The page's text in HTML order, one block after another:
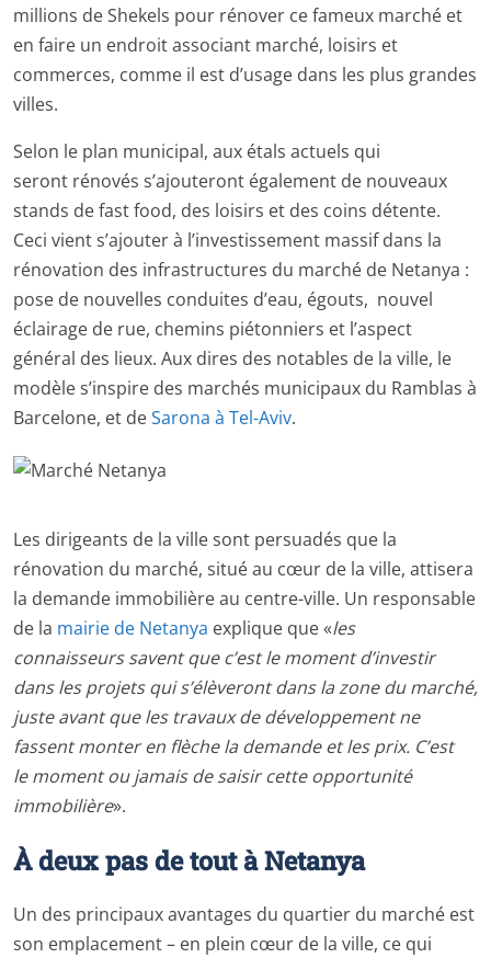
millions de Shekels pour rénover ce fameux marché et
en faire un endroit associant marché, loisirs et
commerces, comme il est d’usage dans les plus grandes
villes.
Selon le plan municipal, aux étals actuels qui
seront rénovés s’ajouteront également de nouveaux
stands de fast food, des loisirs et des coins détente.
Ceci vient s’ajouter à l’investissement massif dans la
rénovation des infrastructures du marché de Netanya :
pose de nouvelles conduites d’eau, égouts, nouvel
éclairage de rue, chemins piétonniers et l’aspect
général des lieux. Aux dires des notables de la ville, le
modèle s’inspire des marchés municipaux du Ramblas à
Barcelone, et deSarona à Tel-Aviv.
Les dirigeants de la ville sont persuadés que la
rénovation du marché, situé au cœur de la ville, attisera
la demande immobilière au centre-ville. Un responsable
de la mairie de Netanya explique que «les
connaisseurs savent que c’est le moment d’investir
dans les projets qui s’élèveront dans la zone du marché,
juste avant que les travaux de développement ne
fassent monter en flèche la demande et les prix. C’est
le moment ou jamais de saisir cette opportunité
immobilière».
À deux pas de tout à Netanya
Un des principaux avantages du quartier du marché est
son emplacement – en plein cœur de la ville, ce qui